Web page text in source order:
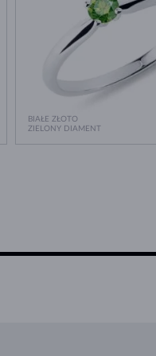
BIAŁE ZŁOTO
ZIELONY DIAMENT